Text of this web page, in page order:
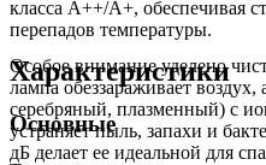
класса A++/A+, обеспечивая
перепадов температуры.
Особое внимание уделено
лампа обеззараживает
серебряный, плазменный) с
устраняет пыль, запахи и
дБ делает ее идеальной для
Характеристики
Основные